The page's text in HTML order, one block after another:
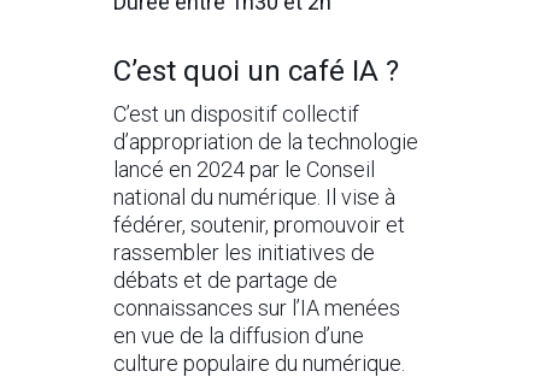
C’est quoi un café IA ?
C’est un dispositif collectif
d’appropriation de la technologie
lancé en 2024 par le Conseil
national du numérique. Il vise à
fédérer, soutenir, promouvoir et
rassembler les initiatives de
débats et de partage de
connaissances sur l’IA menées
en vue de la diffusion d’une
culture populaire du numérique.